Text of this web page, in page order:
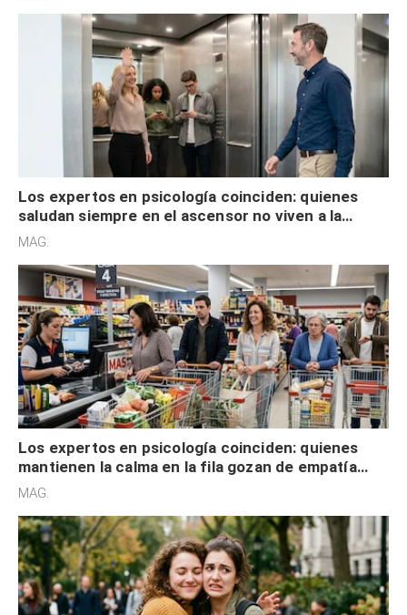
Los expertos en psicología coinciden: quienes
saludan siempre en el ascensor no viven a la
defensiva y tienen apertura social
MAG.
Los expertos en psicología coinciden: quienes
mantienen la calma en la fila gozan de empatía
cognitiva, gratitud y no solo tienen autocontrol
MAG.